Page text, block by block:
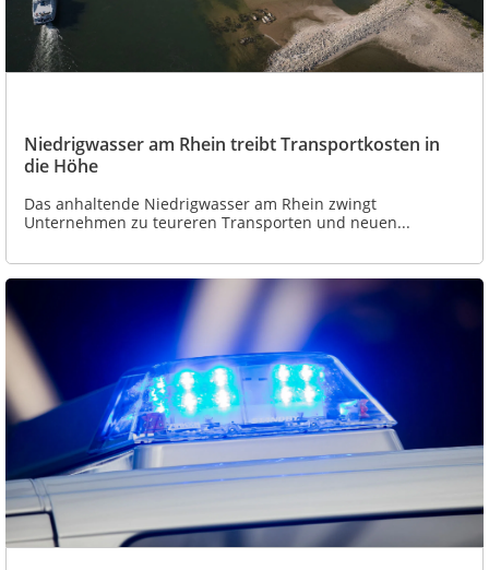
Niedrigwasser am Rhein treibt Transportkosten in
die Höhe
Das anhaltende Niedrigwasser am Rhein zwingt
Unternehmen zu teureren Transporten und neuen...